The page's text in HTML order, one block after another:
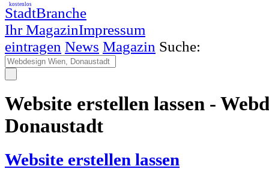
StadtBranche
Ihr MagazinImpressum
kostenlos
eintragen News Magazin Suche:
Website erstellen lassen -
Donaustadt
Website erstellen lassen